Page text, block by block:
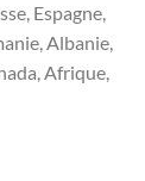
Espagne,
Albanie,
Afrique,